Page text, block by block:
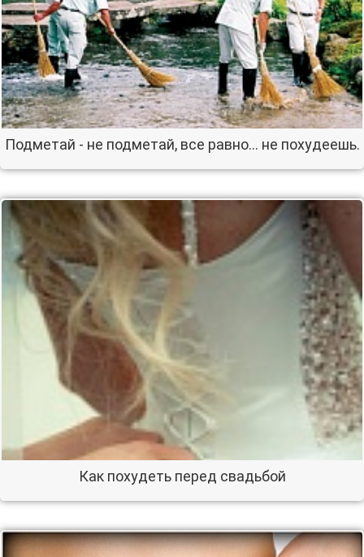
Подметай - не подметай, все равно... не похудеешь.
Как похудеть перед свадьбой